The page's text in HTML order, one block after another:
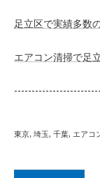
足立区で実績多数
エアコン清掃で足
東京 埼玉 千葉 エアコ